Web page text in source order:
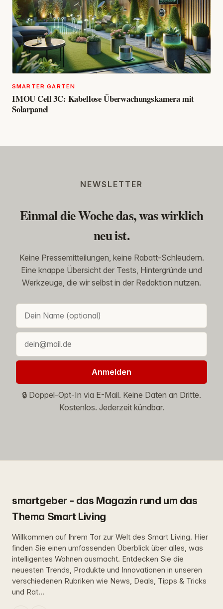
SMARTER GARTEN
IMOU Cell 3C: Kabellose Überwachungskamera mit
Solarpanel
NEWSLETTER
Einmal die Woche das, was wirklich
neu ist.
Keine Pressemitteilungen, keine Rabatt-Schleudern.
Eine knappe Übersicht der Tests, Hintergründe und
Werkzeuge, die wir selbst in der Redaktion nutzen.
Anmelden
🔒 Doppel-Opt-In via E-Mail. Keine Daten an Dritte.
Kostenlos. Jederzeit kündbar.
smartgeber - das Magazin rund um das
Thema Smart Living
Willkommen auf Ihrem Tor zur Welt des Smart Living. Hier
finden Sie einen umfassenden Überblick über alles, was
intelligentes Wohnen ausmacht. Entdecken Sie die
neuesten Trends, Produkte und Innovationen in unseren
verschiedenen Rubriken wie News, Deals, Tipps & Tricks
und Rat...